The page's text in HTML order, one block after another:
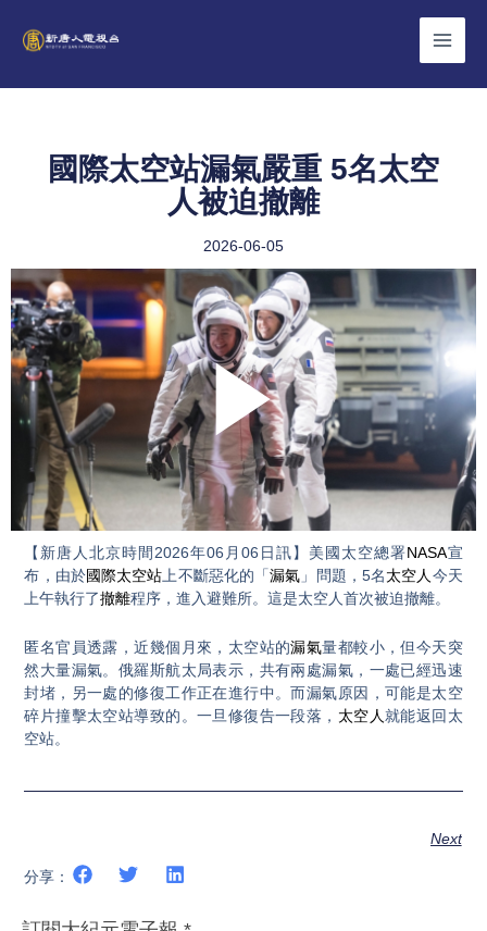
國際太空站漏氣嚴重 5名太空
人被迫撤離
2026-06-05
Play
Video
【新唐人北京時間2026年06月06日訊】美國太空總署NASA宣
布，由於國際太空站 上不斷惡化的「漏氣 」問題，5名太空人 今天
上午執行了撤離程序，進入避難所。這是太空人首次被迫撤離。
匿名官員透露，近幾個月來，太空站的漏氣量都較小，但今天突
然大量漏氣。俄羅斯航太局表示，共有兩處漏氣，一處已經迅速
封堵，另一處的修復工作正在進行中。而漏氣原因，可能是太空
碎片撞擊太空站導致的。一旦修復告一段落， 太空人就能返回太
空站。
Next
分享：